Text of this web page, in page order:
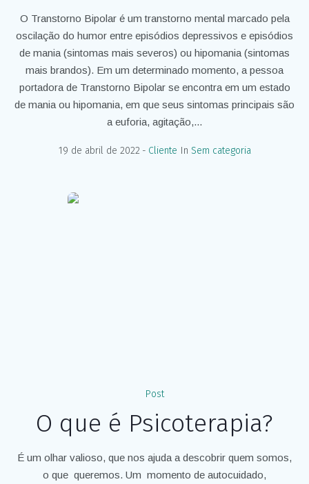
O Transtorno Bipolar é um transtorno mental marcado pela
oscilação do humor entre episódios depressivos e episódios
de mania (sintomas mais severos) ou hipomania (sintomas
mais brandos). Em um determinado momento, a pessoa
portadora de Transtorno Bipolar se encontra em um estado
de mania ou hipomania, em que seus sintomas principais são
a euforia, agitação,...
19 de abril de 2022 Cliente In Sem categoria
Post
O que é Psicoterapia?
É um olhar valioso, que nos ajuda a descobrir quem somos,
o que queremos. Um momento de autocuidado,